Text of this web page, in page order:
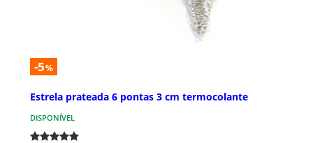
-5%
Estrela prateada 6 pontas 3 cm termocolante
DISPONÍVEL